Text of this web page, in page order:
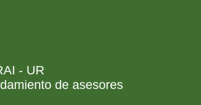
- UR
de asesores